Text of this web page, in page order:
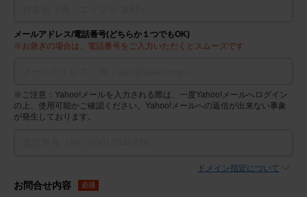
メールアドレス/電話番号(どちらか１つでもOK)
※お急ぎの場合は、電話番号をご入力いただくとスムーズです
※ご注意：Yahoo!メールを入力される際は、一度Yahoo!メールへログイン
の上、使用可能かご確認ください。Yahoo!メールへの返信が出来ない事象
が発生しております。
ドメイン指定について
お問合せ内容 必須